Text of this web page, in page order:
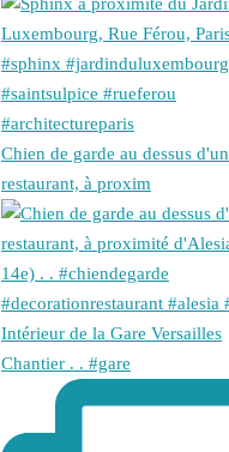
Chien de garde au dessus d'un
restaurant, à proxim
Intérieur de la Gare Versailles
Chantier . . #gare